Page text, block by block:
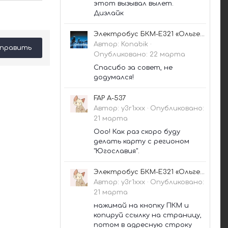
этот вызывал вылет.
Дизлайк
Электробус БКМ-Е321 «Ольгерд»
Автор: Konabik ·
Опубликовано: 22 марта
Спасибо за совет, не
додумался!
FAP A-537
Автор: y3r1xxx · Опубликовано:
21 марта
Ооо! Как раз скоро буду
делать карту с регионом
"Югославия".
Электробус БКМ-Е321 «Ольгерд»
Автор: y3r1xxx · Опубликовано:
21 марта
нажимай на кнопку ПКМ и
копируй ссылку на страницу,
потом в адресную строку